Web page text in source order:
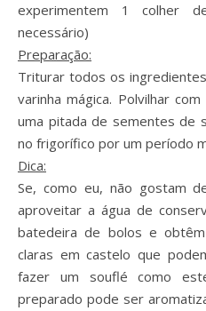
experimentem 1 colher
necessário)
Preparação:
Triturar todos os
varinha mágica. Polvilhar
uma pitada de sementes de
no frigorífico por um período
Dica:
Se, como eu, não gostam
aproveitar a água de
batedeira de bolos e
claras em castelo que
fazer um souflé como
preparado pode ser